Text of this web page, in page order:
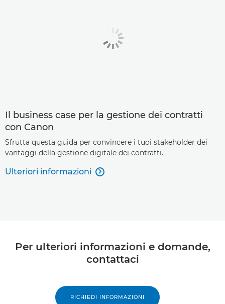
Il business case per la gestione dei contratti
con Canon
Sfrutta questa guida per convincere i tuoi stakeholder dei
vantaggi della gestione digitale dei contratti.
Ulteriori informazioni 
Per ulteriori informazioni e domande,
contattaci
RICHIEDI INFORMAZIONI